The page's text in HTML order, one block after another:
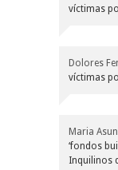
víctimas
Dolores
víctimas
Maria
‘fondos
Inquilinos